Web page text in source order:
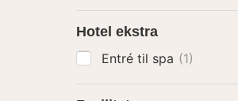
Hotel ekstra
Entré til spa (1)